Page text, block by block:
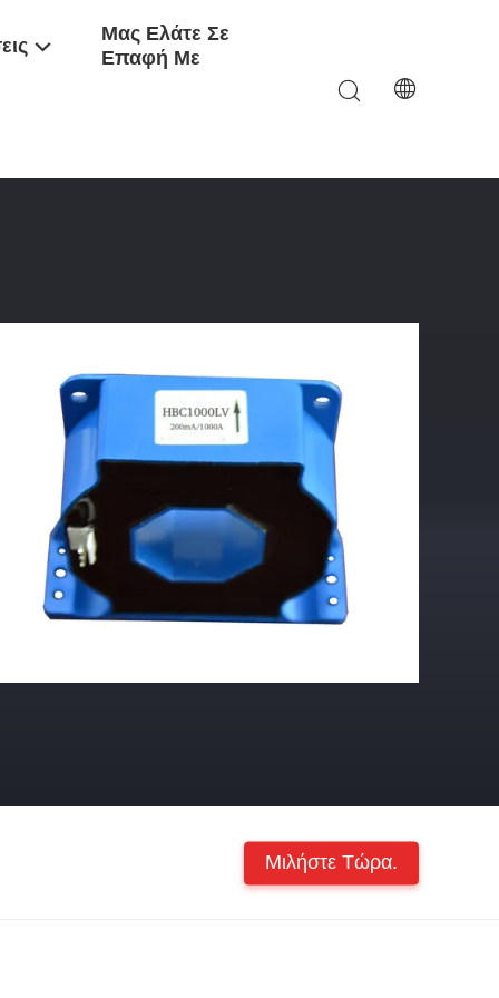
Μας Ελάτε Σε
Επαφή Με
Μιλήστε Τώρα.